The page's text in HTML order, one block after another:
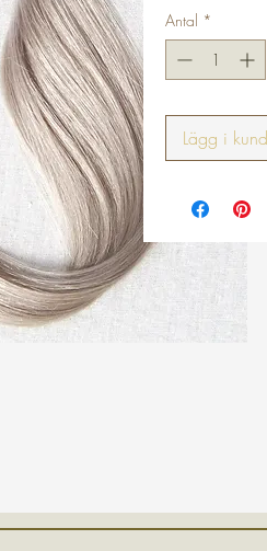
Antal *
Lägg i